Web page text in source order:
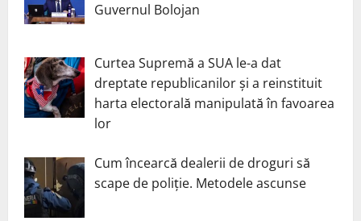
Guvernul Bolojan
Curtea Supremă a SUA le-a dat
dreptate republicanilor și a reinstituit
harta electorală manipulată în favoarea
lor
Cum încearcă dealerii de droguri să
scape de poliție. Metodele ascunse